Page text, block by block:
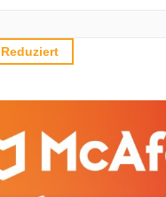
Reduziert